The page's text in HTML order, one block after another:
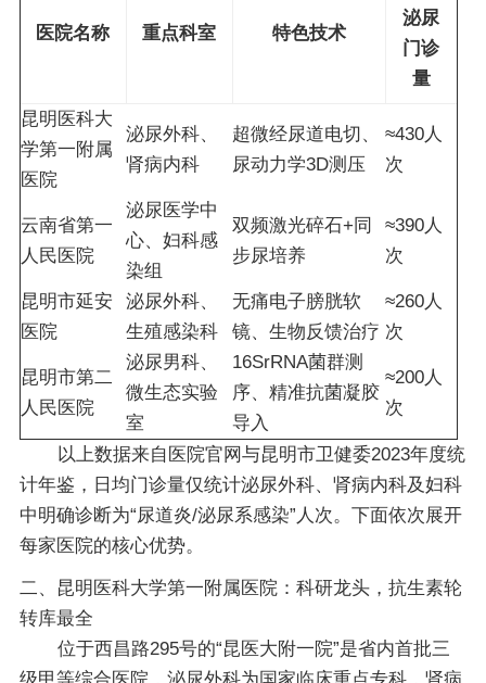
医院名称 重点科室 特色技术
泌尿
门诊
量
昆明医科大
学第一附属
医院
泌尿外科、
肾病内科
超微经尿道电切、
尿动力学3D测压
≈430人
次
云南省第一
人民医院
泌尿医学中
心、妇科感
染组
双频激光碎石+同
步尿培养
≈390人
次
昆明市延安
医院
泌尿外科、
生殖感染科
无痛电子膀胱软
镜、生物反馈治疗
≈260人
次
昆明市第二
人民医院
泌尿男科、
微生态实验
室
16SrRNA菌群测
序、精准抗菌凝胶
导入
≈200人
次
以上数据来自医院官网与昆明市卫健委2023年度统
计年鉴，日均门诊量仅统计泌尿外科、肾病内科及妇科
中明确诊断为“尿道炎/泌尿系感染”人次。下面依次展开
每家医院的核心优势。
二、昆明医科大学第一附属医院：科研龙头，抗生素轮
转库最全
位于西昌路295号的“昆医大附一院”是省内首批三
级甲等综合医院，泌尿外科为国家临床重点专科，肾病